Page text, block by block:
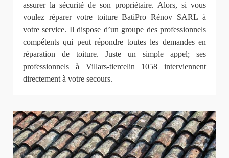
assurer la sécurité de son propriétaire. Alors, si vous
voulez réparer votre toiture BatiPro Rénov SARL à
votre service. Il dispose d’un groupe des professionnels
compétents qui peut répondre toutes les demandes en
réparation de toiture. Juste un simple appel; ses
professionnels à Villars-tiercelin 1058 interviennent
directement à votre secours.